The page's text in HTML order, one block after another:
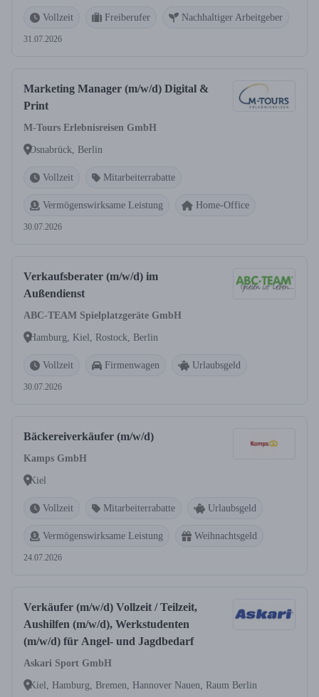
Vollzeit Freiberufer Nachhaltiger Arbeitgeber
31.07.2026
Marketing Manager (m/w/d) Digital &
Print
M-Tours Erlebnisreisen GmbH
Osnabrück, Berlin
Vollzeit Mitarbeiterrabatte
Vermögenswirksame Leistung Home-Office
30.07.2026
Verkaufsberater (m/w/d) im
Außendienst
ABC-TEAM Spielplatzgeräte GmbH
Hamburg, Kiel, Rostock, Berlin
Vollzeit Firmenwagen Urlaubsgeld
30.07.2026
Bäckereiverkäufer (m/w/d)
Kamps GmbH
Kiel
Vollzeit Mitarbeiterrabatte Urlaubsgeld
Vermögenswirksame Leistung Weihnachtsgeld
24.07.2026
Verkäufer (m/w/d) Vollzeit / Teilzeit,
Aushilfen (m/w/d), Werkstudenten
(m/w/d) für Angel- und Jagdbedarf
Askari Sport GmbH
Kiel, Hamburg, Bremen, Hannover Nauen, Raum Berlin